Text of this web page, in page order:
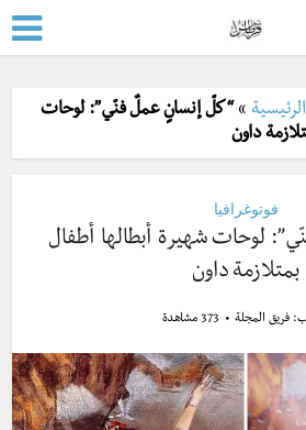
»“كلّ إنسانٍ عملٌ فنّي”: لوحات
داون
فوتوغرافيا
لوحات شهيرة أبطالها أطفال
بمتلازمة داون
فريق المجلة 373 مشاهدة